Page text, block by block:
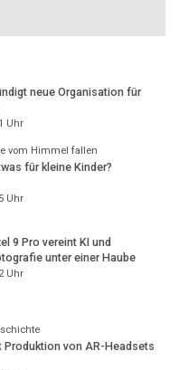
neue Organisation für
Uhr
vom Himmel fallen
für kleine Kinder?
Uhr
9 Pro vereint KI und
unter einer Haube
Uhr
von AR-Headsets